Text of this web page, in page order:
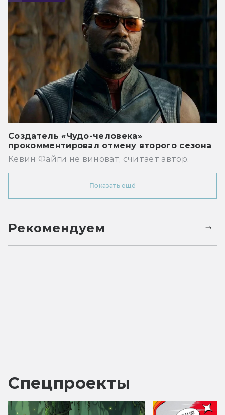
Создатель «Чудо-человека»
прокомментировал отмену второго сезона
Кевин Файги не виноват, считает автор.
Показать ещё
Рекомендуем
Спецпроекты